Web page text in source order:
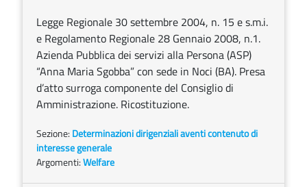
Legge Regionale 30 settembre 2004, n. 15 e s.m.i.
e Regolamento Regionale 28 Gennaio 2008, n.1.
Azienda Pubblica dei servizi alla Persona (ASP)
“Anna Maria Sgobba” con sede in Noci (BA). Presa
d’atto surroga componente del Consiglio di
Amministrazione. Ricostituzione.
Sezione: Determinazioni dirigenziali aventi contenuto di
interesse generale
Argomenti:Welfare